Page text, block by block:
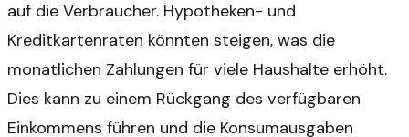
auf die Verbraucher. Hypotheken- und
Kreditkartenraten könnten steigen, was die
monatlichen Zahlungen für viele Haushalte erhöht.
Dies kann zu einem Rückgang des verfügbaren
Einkommens führen und die Konsumausgaben